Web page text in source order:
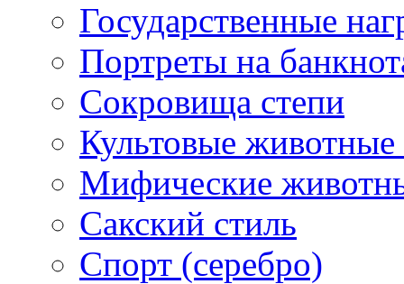
Государственные
Портреты на
Сокровища степи
Культовые
Мифические
Сакский стиль
Спорт (серебро)